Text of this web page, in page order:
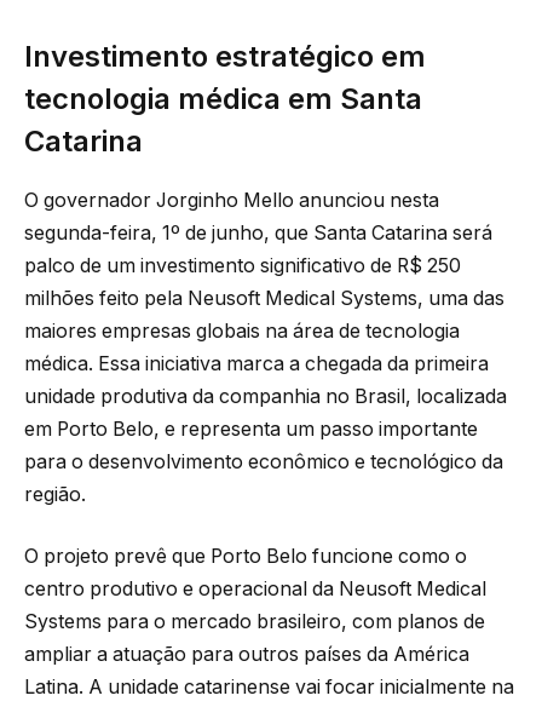
Investimento estratégico em
tecnologia médica em Santa
Catarina
O governador Jorginho Mello anunciou nesta
segunda-feira, 1º de junho, que Santa Catarina será
palco de um investimento significativo de R$ 250
milhões feito pela Neusoft Medical Systems, uma das
maiores empresas globais na área de tecnologia
médica. Essa iniciativa marca a chegada da primeira
unidade produtiva da companhia no Brasil, localizada
em Porto Belo, e representa um passo importante
para o desenvolvimento econômico e tecnológico da
região.
O projeto prevê que Porto Belo funcione como o
centro produtivo e operacional da Neusoft Medical
Systems para o mercado brasileiro, com planos de
ampliar a atuação para outros países da América
Latina. A unidade catarinense vai focar inicialmente na